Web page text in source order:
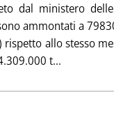
dal ministero
ammontati a
allo stesso
t...